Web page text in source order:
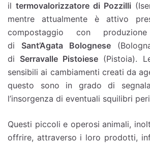
il termovalorizzatore di Pozzilli
mentre attualmente è attivo
compostaggio con
di Sant’Agata Bolognese
di Serravalle Pistoiese (Pistoia).
sensibili ai cambiamenti creati da
questo sono in grado di
l’insorgenza di eventuali squilibri
Questi piccoli e operosi animali,
offrire, attraverso i loro prodotti,